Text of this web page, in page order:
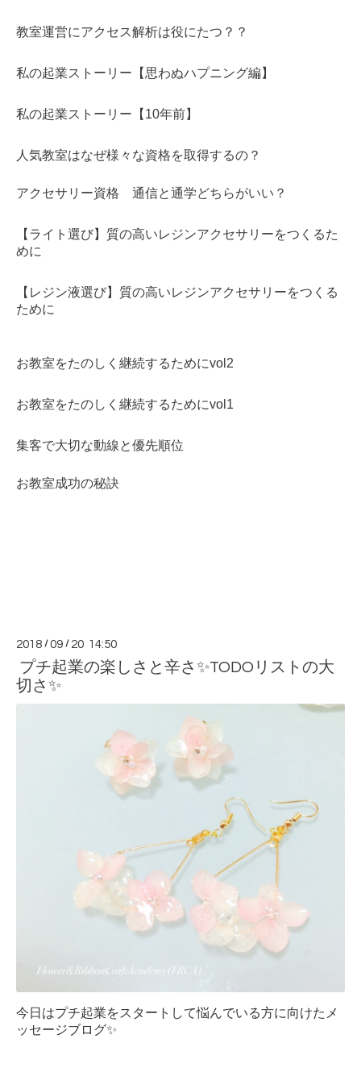
教室運営にアクセス解析は役にたつ？？
私の起業ストーリー【思わぬハプニング編】
私の起業ストーリー【10年前】
人気教室はなぜ様々な資格を取得するの？
アクセサリー資格 通信と通学どちらがいい？
【ライト選び】質の高いレジンアクセサリーをつくるた
めに
【レジン液選び】質の高いレジンアクセサリーをつくる
ために
お教室をたのしく継続するためにvol2
お教室をたのしく継続するためにvol1
集客で大切な動線と優先順位
お教室成功の秘訣
2018 /09 / 20 14:50
プチ起業の楽しさと辛さ✨TODOリストの大
切さ✨
今日はプチ起業をスタートして悩んでいる方に向けたメ
ッセージブログ✨